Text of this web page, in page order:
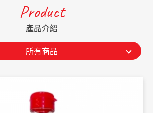
Product
產品介紹
所有商品